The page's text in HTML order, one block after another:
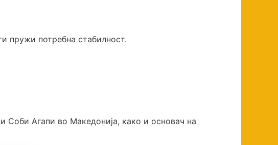
пружи потребна стабилност.
Соби Агапи во Македонија, како и основач на